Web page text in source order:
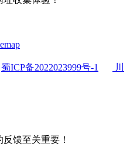
蜀ICP备2022023999号-1
川
馈至关重要！